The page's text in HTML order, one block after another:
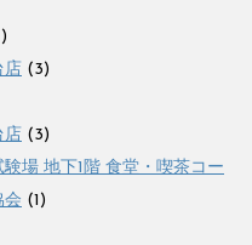
店 (3)
店 (3)
場 地下1階 食堂・喫茶コー
会 (1)